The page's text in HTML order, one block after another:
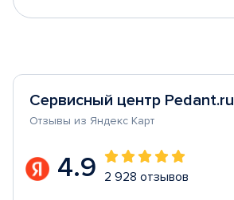
Сервисный центр Pedant.ru
Отзывы из Яндекс Карт
4.9 2 928 отзывов